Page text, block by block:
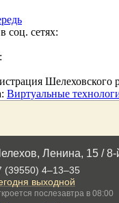
соц. сетях:
Шелеховского
Виртуальные